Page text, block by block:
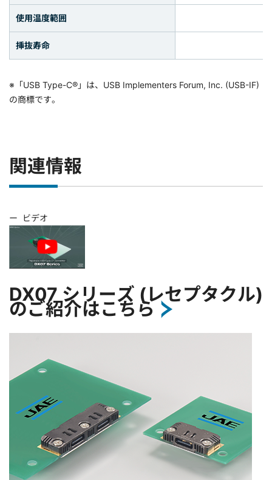
使用温度範囲
挿抜寿命
※「USB Type-C®」は、USB Implementers Forum, Inc. (USB-IF)
の商標です。
関連情報
ー ビデオ
DX07 シリーズ (レセプタクル)
のご紹介はこちら